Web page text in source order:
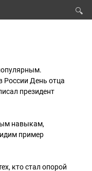
🔍
России День отца
президент
навыкам,
пример
кто стал опорой